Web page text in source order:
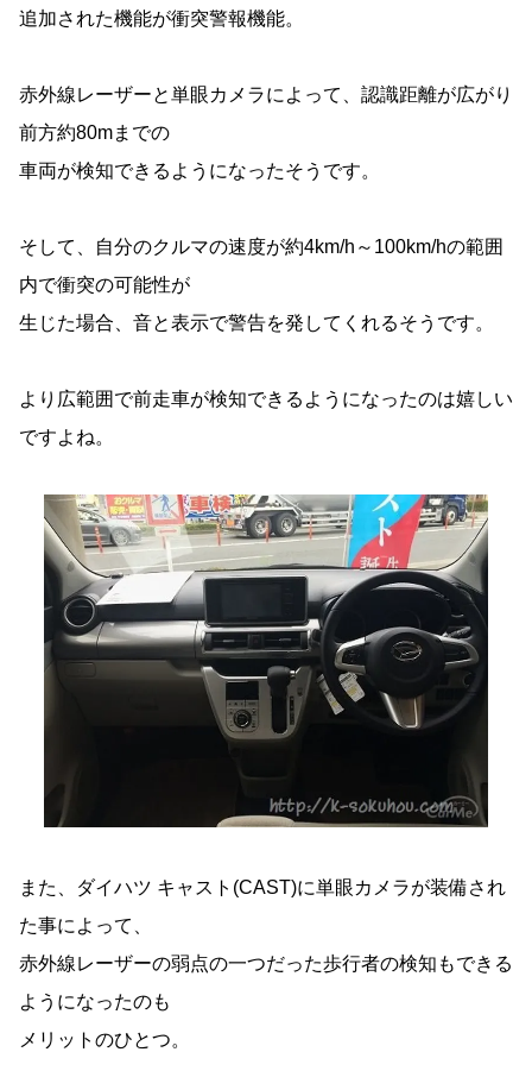
追加された機能が衝突警報機能。
赤外線レーザーと単眼カメラによって、認識距離が広がり
前方約80mまでの
車両が検知できるようになったそうです。
そして、自分のクルマの速度が約4km/h～100km/hの範囲
内で衝突の可能性が
生じた場合、音と表示で警告を発してくれるそうです。
より広範囲で前走車が検知できるようになったのは嬉しい
ですよね。
また、ダイハツ キャスト(CAST)に単眼カメラが装備され
た事によって、
赤外線レーザーの弱点の一つだった歩行者の検知もできる
ようになったのも
メリットのひとつ。